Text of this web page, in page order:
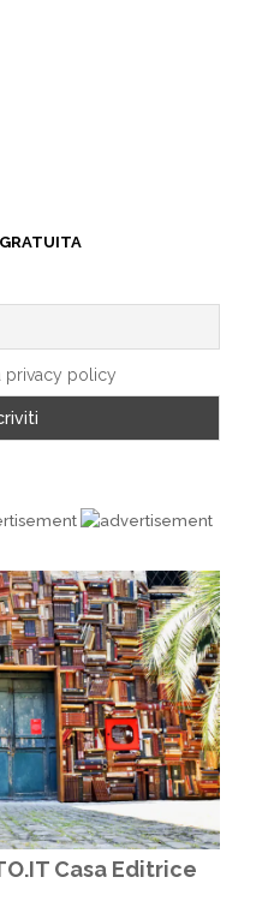
privacy policy
Casa Editrice